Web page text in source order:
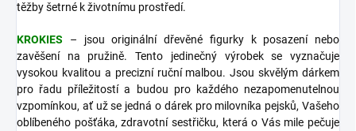
těžby šetrné k životnímu prostředí.
KROKIES
– jsou originální dřevěné figurky k posazení nebo
zavěšení na pružině. Tento jedinečný výrobek se vyznačuje
vysokou kvalitou a precizní ruční malbou. Jsou skvělým dárkem
pro řadu příležitostí a budou pro každého nezapomenutelnou
vzpomínkou, ať už se jedná o dárek pro milovníka pejsků, Vašeho
oblíbeného pošťáka, zdravotní sestřičku, která o Vás mile pečuje